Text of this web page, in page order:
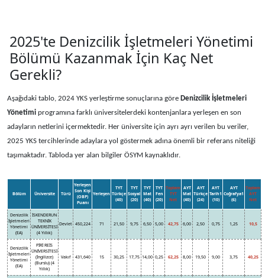
2025'te Denizcilik İşletmeleri Yönetimi
Bölümü Kazanmak İçin Kaç Net
Gerekli?
Aşağıdaki tablo, 2024 YKS yerleştirme sonuçlarına göre Denizcilik İşletmeleri
Yönetimi programına farklı üniversitelerdeki kontenjanlara yerleşen en son
adayların netlerini içermektedir. Her üniversite için ayrı ayrı verilen bu veriler,
2025 YKS tercihlerinde adaylara yol göstermek adına önemli bir referans niteliği
taşımaktadır. Tabloda yer alan bilgiler ÖSYM kaynaklıdır.
Bölüm Üniversite Türü
Yerleşen
Son Kişi
(OBP)
Puanı
Yerleşen
TYT
Türkçe
(40)
TYT
Sosyal
(20)
TYT
Mat
(40)
TYT
Fen
(20)
Toplam
TYT
Net
AYT
Mat
(40)
AYT
Türkçe
(24)
AYT
Tarih1
(10)
AYT
Coğrafya1
(6)
Toplam
AYT
Net
Denizcilik
İşletmeleri
Yönetimi
(EA)
İSKENDERUN
TEKNİK
ÜNİVERSİTESİ
(4 Yıllık)
Devlet 450,224 71 21,50 9,75 6,50 5,00 42,75 6,00 2,50 0,75 1,25 10,5
Denizcilik
İşletmeleri
Yönetimi
(EA)
PİRİ REİS
ÜNİVERSİTESİ
(İngilizce)
(Burslu) (4
Yıllık)
Vakıf 431,640 15 30,25 17,75 14,00 0,25 62,25 8,00 19,50 9,00 3,75 40,25